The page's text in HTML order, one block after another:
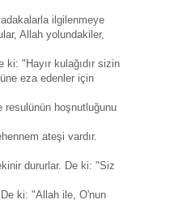
ilgilenmeye
Allah yolundakiler,
"Hayır kulağıdır sizin
eza edenler için
resulünün hoşnutluğunu
ateşi vardır.
dururlar. De ki: "Siz
ki: "Allah ile, O'nun